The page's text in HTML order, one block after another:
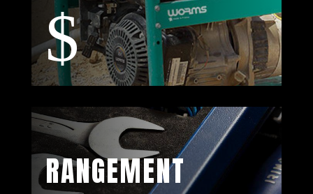
$
RANGEMENT